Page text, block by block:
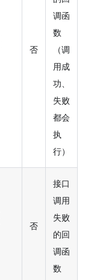
否
调函
数
（调
用成
功、
失败
都会
执
行）
否
接口
调用
失败
的回
调函
数